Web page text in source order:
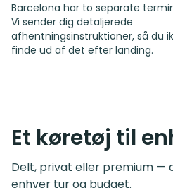
Barcelona har to separate
Vi sender dig detaljerede
afhentningsinstruktioner, så du
finde ud af det efter landing.
Et køretøj til
Delt, privat eller premium —
enhver tur og budget.